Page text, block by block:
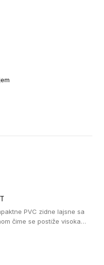
PVC zidne lajsne sa
čime se postiže visoka